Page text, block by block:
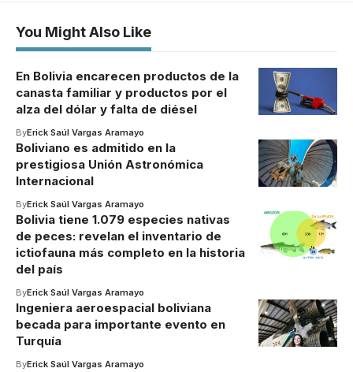
You Might Also Like
En Bolivia encarecen productos de la
canasta familiar y productos por el
alza del dólar y falta de diésel
ByErick Saúl Vargas Aramayo
Boliviano es admitido en la
prestigiosa Unión Astronómica
Internacional
ByErick Saúl Vargas Aramayo
Bolivia tiene 1.079 especies nativas
de peces: revelan el inventario de
ictiofauna más completo en la historia
del país
ByErick Saúl Vargas Aramayo
Ingeniera aeroespacial boliviana
becada para importante evento en
Turquía
ByErick Saúl Vargas Aramayo